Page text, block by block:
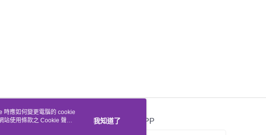
訊 官方APP
時應如何變更電腦的 cookie
站使用條款之 Cookie 聲明
我知道了